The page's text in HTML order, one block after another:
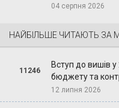
04 серпня 2026
НАЙБІЛЬШЕ ЧИТАЮТЬ ЗА
11246
Вступ до вишів у
бюджету та
12 липня 2026